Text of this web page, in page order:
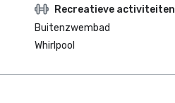
Recreatieve activiteiten
Buitenzwembad
Whirlpool